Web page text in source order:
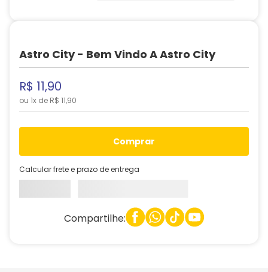
Astro City - Bem Vindo A Astro City
R$ 11,90
ou 1x de R$ 11,90
comprar
Calcular frete e prazo de entrega
Compartilhe: